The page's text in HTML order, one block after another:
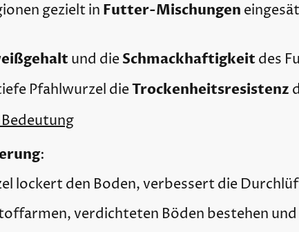
gezielt in Futter-Mischungen
und dieSchmackhaftigkeitdes
Pfahlwurzel dieTrockenheitsresistenz
:
lockert den Boden, verbessert die
verdichteten Böden bestehen